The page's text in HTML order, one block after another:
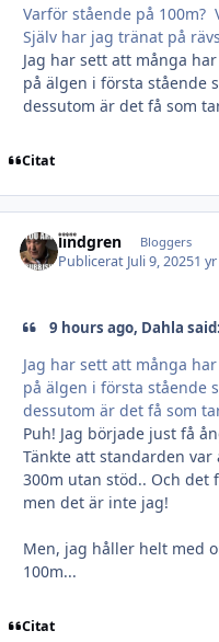
Varför stående på 100m?
Själv har jag tränat på
Jag har sett att många
på älgen i första stående
dessutom är det få som
Citat
lindgren Bloggers
Publicerat Juli 9, 20251 yr
9 hours ago, Dahla said:
Jag har sett att många
på älgen i första stående
dessutom är det få som
Puh! Jag började just få
Tänkte att standarden
300m utan stöd.. Och det
men det är inte jag!
Men, jag håller helt med
100m...
Citat